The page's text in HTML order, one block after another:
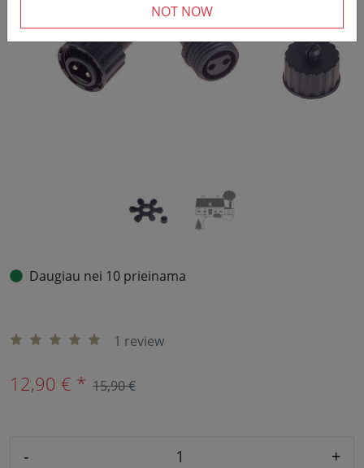
Daugiau nei 10 prieinama
1 review
12,90 € * 15,90 €
- +
NOT NOW